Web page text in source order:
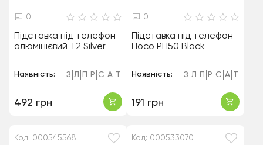
0
Підставка під телефон
алюмінієвий T2 Silver
Наявність: З Л Р С А
492 грн
0
Підставка під телефон
Hoco PH50 Black
Наявність: З Л Р С А
191 грн
Код: 000545568 Код: 000533070